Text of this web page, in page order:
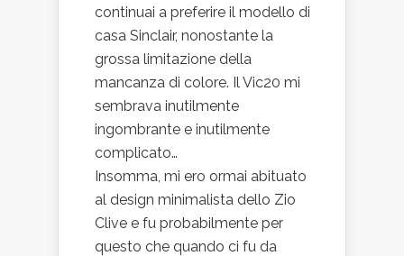
continuai a preferire il modello di
casa Sinclair, nonostante la
grossa limitazione della
mancanza di colore. Il Vic20 mi
sembrava inutilmente
ingombrante e inutilmente
complicato…
Insomma, mi ero ormai abituato
al design minimalista dello Zio
Clive e fu probabilmente per
questo che quando ci fu da